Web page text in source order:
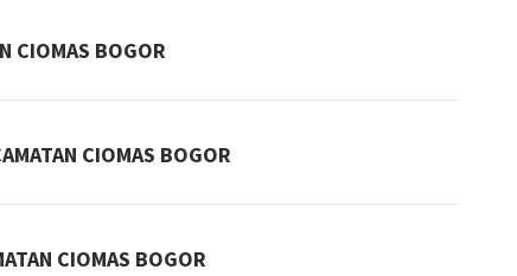
CIOMAS BOGOR
CIOMAS BOGOR
CIOMAS BOGOR